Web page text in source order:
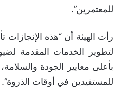
للمعتمرين”.
رأت الهيئة أن “هذه الإنجازات
لتطوير الخدمات المقدمة
بأعلى معايير الجودة
للمستفيدين في أوقات الذروة”.